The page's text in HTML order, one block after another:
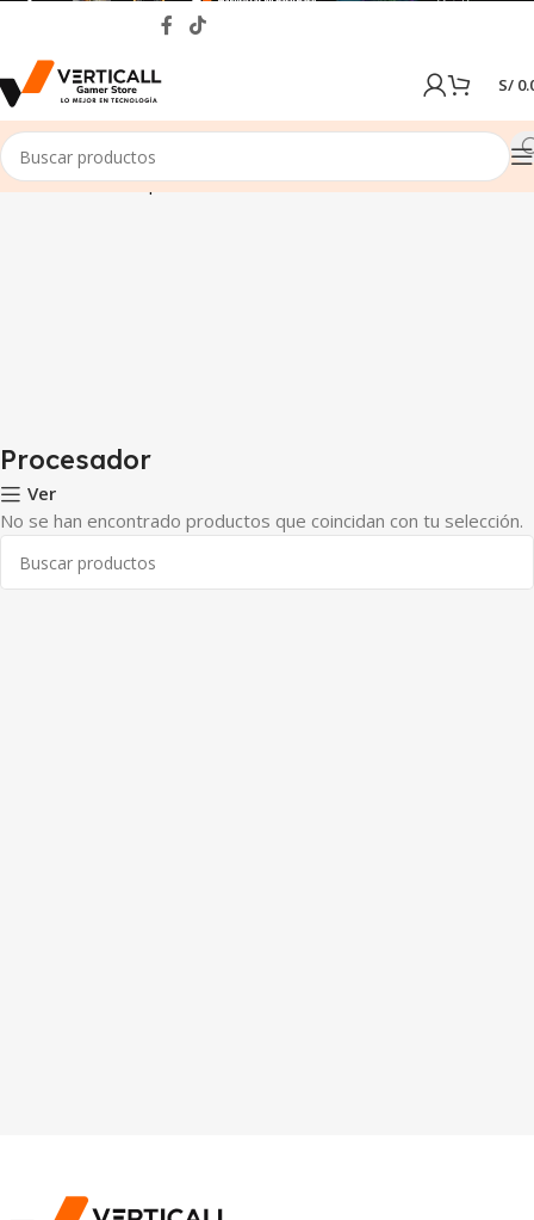
S/
Inicio Tienda Componentes de PC Procesador
Procesador
Ver
No se han encontrado productos que coincidan con tu selección.